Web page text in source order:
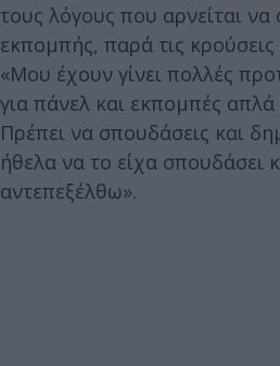
τους λόγους που αρνείται
εκπομπής, παρά τις κρούσεις
«Μου έχουν γίνει πολλές
για πάνελ και εκπομπές
Πρέπει να σπουδάσεις και
ήθελα να το είχα σπουδάσει
αντεπεξέλθω».